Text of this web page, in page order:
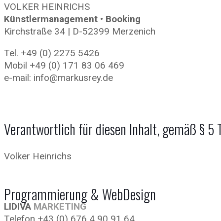
VOLKER HEINRICHS
Künstlermanagement • Booking
Kirchstraße 34 | D-52399 Merzenich
Tel. +49 (0) 2275 5426
Mobil +49 (0) 171 83 06 469
e-mail: info@markusrey.de
Verantwortlich für diesen Inhalt, gemäß § 5
Volker Heinrichs
Programmierung & WebDesign
LIDIVA MARKETING
Telefon +43 (0) 676 4 90 91 64